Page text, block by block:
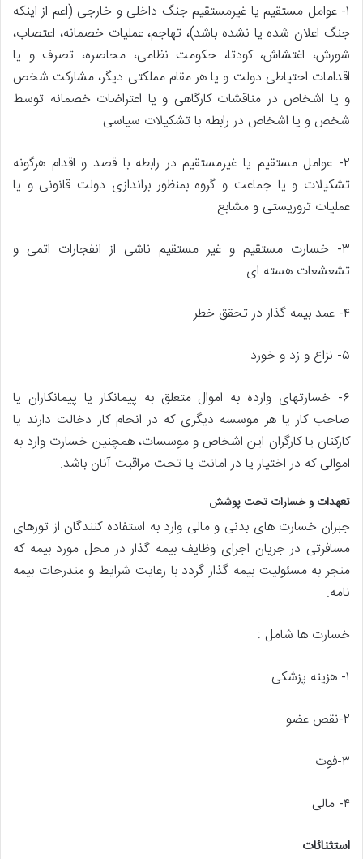
۱- عوامل مستقیم یا غیرمستقیم جنگ داخلی و خارجی (اعم از اینکه
جنگ اعلان شده یا نشده باشد)، تهاجم، عملیات خصمانه، اعتصاب،
شورش، اغتشاش، کودتا، حکومت نظامی، محاصره، تصرف و یا
اقدامات احتیاطی دولت و یا هر مقام مملکتی دیگر، مشارکت شخص
و یا اشخاص در مناقشات کارگاهی و یا اعتراضات خصمانه توسط
شخص و یا اشخاص در رابطه با تشکیلات سیاسی
۲- عوامل مستقیم یا غیرمستقیم در رابطه با قصد و اقدام هرگونه
تشکیلات و یا جماعت و گروه بمنظور براندازی دولت قانونی و یا
عملیات تروریستی و مشابع
۳- خسارت مستقیم و غیر مستقیم ناشی از انفجارات اتمی و
تشعشعات هسته ای
۴- عمد بیمه گذار در تحقق خطر
۵- نزاع و زد و خورد
۶- خسارتهای وارده به اموال متعلق به پیمانکار یا پیمانکاران یا
صاحب کار یا هر موسسه دیگری که در انجام کار دخالت دارند یا
کارکنان یا کارگران این اشخاص و موسسات، همچنین خسارت وارد به
اموالی که در اختیار یا در امانت یا تحت مراقبت آنان باشد.
تعهدات و خسارات تحت پوشش
جبران خسارت های بدنی و مالی وارد به استفاده کنندگان از تورهای
مسافرتی در جریان اجرای وظایف بیمه گذار در محل مورد بیمه که
منجر به مسئولیت بیمه گذار گردد با رعایت شرایط و مندرجات بیمه
نامه.
خسارت ها شامل :
۱- هزینه پزشکی
۲-نقص عضو
۳-فوت
۴- مالی
استثنائات